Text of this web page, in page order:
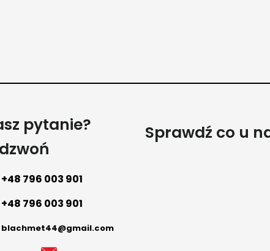
pytanie?
+48 796 003 901
+48 796 003 901
blachmet44@gmail.com
Sprawdź co u